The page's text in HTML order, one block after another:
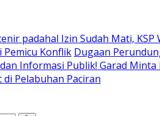
padahal Izin Sudah Mati,
Pemicu Konflik Dugaan
Informasi Publik! Garad
di Pelabuhan Paciran